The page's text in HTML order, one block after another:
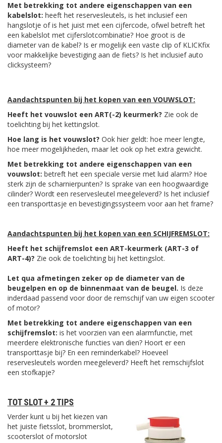
Met betrekking tot andere eigenschappen van een
kabelslot: heeft het reservesleutels, is het inclusief een
hangslotje of is het juist met een cijfercode, ofwel betreft het
een kabelslot met cijferslotcombinatie? Hoe groot is de
diameter van de kabel? Is er mogelijk een vaste clip of KLICKfix
voor makkelijke bevestiging aan de fiets? Is het inclusief auto
clicksysteem?
Aandachtspunten bij het kopen van een VOUWSLOT:
Heeft het vouwslot een ART(-2) keurmerk? Zie ook de
toelichting bij het kettingslot.
Hoe lang is het vouwslot? Ook hier geldt: hoe meer lengte,
hoe meer mogelijkheden, maar let ook op het extra gewicht.
Met betrekking tot andere eigenschappen van een
vouwslot: betreft het een speciale versie met luid alarm? Hoe
sterk zijn de scharnierpunten? Is sprake van een hoogwaardige
cilinder? Wordt een reservesleutel meegeleverd? Is het inclusief
een transporttasje en bevestigingssysteem voor aan het frame?
Aandachtspunten bij het kopen van een SCHIJFREMSLOT:
Heeft het schijfremslot een ART-keurmerk (ART-3 of
ART-4)? Zie ook de toelichting bij het kettingslot.
Let qua afmetingen zeker op de diameter van de
beugelpen en op de binnenmaat van de beugel. Is deze
inderdaad passend voor door de remschijf van uw eigen scooter
of motor?
Met betrekking tot andere eigenschappen van een
schijfremslot: is het voorzien van een alarmfunctie, met
meerdere elektronische functies van dien? Hoort er een
transporttasje bij? En een reminderkabel? Hoeveel
reservesleutels worden meegeleverd? Heeft het remschijfslot
een stofkapje?
TOT SLOT + 2 TIPS
Verder kunt u bij het kiezen van
het juiste fietsslot, brommerslot,
scooterslot of motorslot